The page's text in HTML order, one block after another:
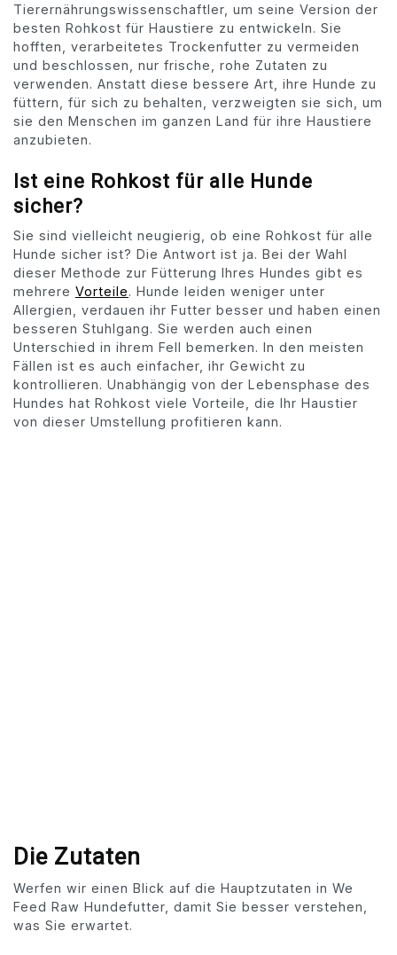
Tierernährungswissenschaftler, um seine Version der
besten Rohkost für Haustiere zu entwickeln. Sie
hofften, verarbeitetes Trockenfutter zu vermeiden
und beschlossen, nur frische, rohe Zutaten zu
verwenden. Anstatt diese bessere Art, ihre Hunde zu
füttern, für sich zu behalten, verzweigten sie sich, um
sie den Menschen im ganzen Land für ihre Haustiere
anzubieten.
Ist eine Rohkost für alle Hunde
sicher?
Sie sind vielleicht neugierig, ob eine Rohkost für alle
Hunde sicher ist? Die Antwort ist ja. Bei der Wahl
dieser Methode zur Fütterung Ihres Hundes gibt es
mehrere Vorteile. Hunde leiden weniger unter
Allergien, verdauen ihr Futter besser und haben einen
besseren Stuhlgang. Sie werden auch einen
Unterschied in ihrem Fell bemerken. In den meisten
Fällen ist es auch einfacher, ihr Gewicht zu
kontrollieren. Unabhängig von der Lebensphase des
Hundes hat Rohkost viele Vorteile, die Ihr Haustier
von dieser Umstellung profitieren kann.
Die Zutaten
Werfen wir einen Blick auf die Hauptzutaten in We
Feed Raw Hundefutter, damit Sie besser verstehen,
was Sie erwartet.